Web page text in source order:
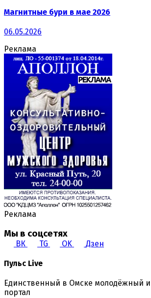
Магнитные бури в мае 2026
06.05.2026
Реклама
Реклама
Мы в соцсетях
ВК TG OK Дзен
Пульс Live
Единственный в Омске молодёжный
портал